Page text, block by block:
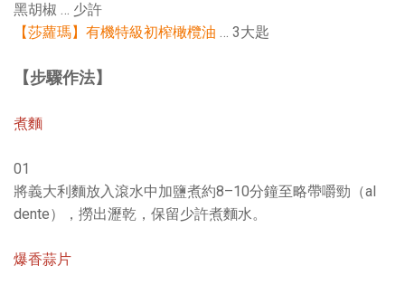
黑胡椒 … 少許
【莎蘿瑪】有機特級初榨橄欖油 … 3大匙
【步驟作法】
煮麵
01
將義大利麵放入滾水中加鹽煮約8–10分鐘至略帶嚼勁（al
dente），撈出瀝乾，保留少許煮麵水。
爆香蒜片